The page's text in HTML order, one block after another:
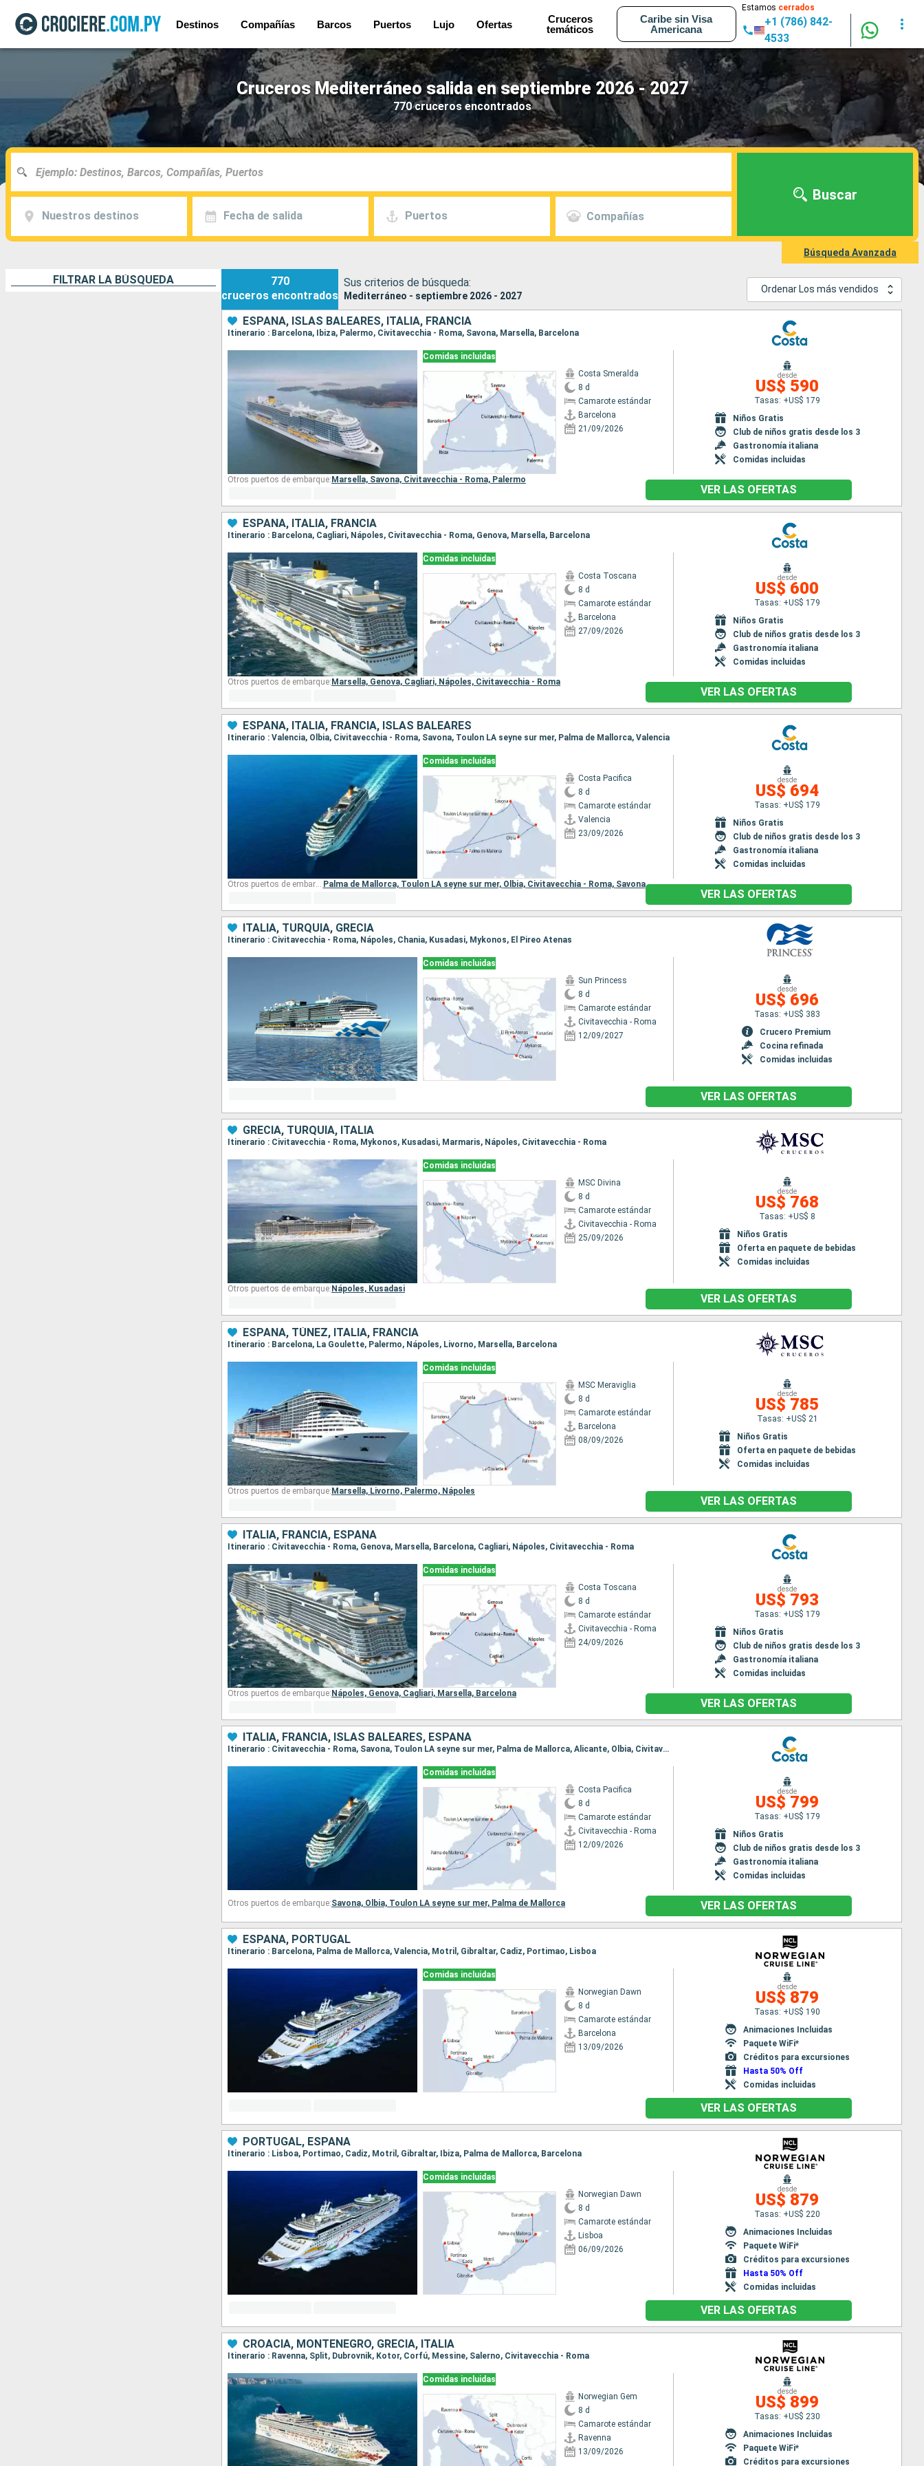
Destinos Compañías Barcos Puertos Lujo Ofertas
Cruceros
temáticos
Caribe sin Visa
Americana
Estamos cerrados
+1 (786) 842-
4533
Cruceros Mediterráneo salida en septiembre 2026 - 2027
770 cruceros encontrados
Nuestros destinos Fecha de salida Puertos Compañías
Buscar
Búsqueda Avanzada
FILTRAR LA BÚSQUEDA
770
cruceros encontrados
Sus criterios de búsqueda:
Mediterráneo - septiembre 2026 - 2027
Ordenar Los más vendidos
ESPAÑA, ISLAS BALEARES, ITALIA, FRANCIA
Itinerario : Barcelona, Ibiza, Palermo, Civitavecchia - Roma, Savona, Marsella, Barcelona
Comidas incluidas
Costa Smeralda
8 d
Camarote estándar
Barcelona
21/09/2026
desde
US$ 590
Tasas: +US$ 179
Niños Gratis
Club de niños gratis desde los 3
Gastronomía italiana
Comidas incluidas
Otros puertos de embarque: Marsella, Savona, Civitavecchia - Roma, Palermo
VER LAS OFERTAS
ESPAÑA, ITALIA, FRANCIA
Itinerario : Barcelona, Cagliari, Nápoles, Civitavecchia - Roma, Genova, Marsella, Barcelona
Comidas incluidas
Costa Toscana
8 d
Camarote estándar
Barcelona
27/09/2026
desde
US$ 600
Tasas: +US$ 179
Niños Gratis
Club de niños gratis desde los 3
Gastronomía italiana
Comidas incluidas
Otros puertos de embarque: Marsella, Genova, Cagliari, Nápoles, Civitavecchia - Roma
VER LAS OFERTAS
ESPAÑA, ITALIA, FRANCIA, ISLAS BALEARES
Itinerario : Valencia, Olbia, Civitavecchia - Roma, Savona, Toulon LA seyne sur mer, Palma de Mallorca, Valencia
Comidas incluidas
Costa Pacifica
8 d
Camarote estándar
Valencia
23/09/2026
desde
US$ 694
Tasas: +US$ 179
Niños Gratis
Club de niños gratis desde los 3
Gastronomía italiana
Comidas incluidas
Otros puertos de embarque: Palma de Mallorca, Toulon LA seyne sur mer, Olbia, Civitavecchia - Roma, Savona
VER LAS OFERTAS
ITALIA, TURQUÍA, GRECIA
Itinerario : Civitavecchia - Roma, Nápoles, Chania, Kusadasi, Mykonos, El Pireo Atenas
Comidas incluidas
Sun Princess
8 d
Camarote estándar
Civitavecchia - Roma
12/09/2027
desde
US$ 696
Tasas: +US$ 383
Crucero Premium
Cocina refinada
Comidas incluidas
VER LAS OFERTAS
GRECIA, TURQUÍA, ITALIA
Itinerario : Civitavecchia - Roma, Mykonos, Kusadasi, Marmaris, Nápoles, Civitavecchia - Roma
Comidas incluidas
MSC Divina
8 d
Camarote estándar
Civitavecchia - Roma
25/09/2026
desde
US$ 768
Tasas: +US$ 8
Niños Gratis
Oferta en paquete de bebidas
Comidas incluidas
Otros puertos de embarque: Nápoles, Kusadasi
VER LAS OFERTAS
ESPAÑA, TÚNEZ, ITALIA, FRANCIA
Itinerario : Barcelona, La Goulette, Palermo, Nápoles, Livorno, Marsella, Barcelona
Comidas incluidas
MSC Meraviglia
8 d
Camarote estándar
Barcelona
08/09/2026
desde
US$ 785
Tasas: +US$ 21
Niños Gratis
Oferta en paquete de bebidas
Comidas incluidas
Otros puertos de embarque: Marsella, Livorno, Palermo, Nápoles
VER LAS OFERTAS
ITALIA, FRANCIA, ESPAÑA
Itinerario : Civitavecchia - Roma, Genova, Marsella, Barcelona, Cagliari, Nápoles, Civitavecchia - Roma
Comidas incluidas
Costa Toscana
8 d
Camarote estándar
Civitavecchia - Roma
24/09/2026
desde
US$ 793
Tasas: +US$ 179
Niños Gratis
Club de niños gratis desde los 3
Gastronomía italiana
Comidas incluidas
Otros puertos de embarque: Nápoles, Genova, Cagliari, Marsella, Barcelona
VER LAS OFERTAS
ITALIA, FRANCIA, ISLAS BALEARES, ESPAÑA
Itinerario : Civitavecchia - Roma, Savona, Toulon LA seyne sur mer, Palma de Mallorca, Alicante, Olbia, Civitavecchia - Roma
Comidas incluidas
Costa Pacifica
8 d
Camarote estándar
Civitavecchia - Roma
12/09/2026
desde
US$ 799
Tasas: +US$ 179
Niños Gratis
Club de niños gratis desde los 3
Gastronomía italiana
Comidas incluidas
Otros puertos de embarque:Savona, Olbia, Toulon LA seyne sur mer, Palma de Mallorca VER LAS OFERTAS
ESPAÑA, PORTUGAL
Itinerario : Barcelona, Palma de Mallorca, Valencia, Motril, Gibraltar, Cadiz, Portimao, Lisboa
Comidas incluidas
Norwegian Dawn
8 d
Camarote estándar
Barcelona
13/09/2026
desde
US$ 879
Tasas: +US$ 190
Animaciones Incluidas
Paquete WiFi*
Créditos para excursiones
Hasta 50% Off
Comidas incluidas
VER LAS OFERTAS
PORTUGAL, ESPAÑA
Itinerario : Lisboa, Portimao, Cadiz, Motril, Gibraltar, Ibiza, Palma de Mallorca, Barcelona
Comidas incluidas
Norwegian Dawn
8 d
Camarote estándar
Lisboa
06/09/2026
desde
US$ 879
Tasas: +US$ 220
Animaciones Incluidas
Paquete WiFi*
Créditos para excursiones
Hasta 50% Off
Comidas incluidas
VER LAS OFERTAS
CROACIA, MONTENEGRO, GRECIA, ITALIA
Itinerario : Ravenna, Split, Dubrovnik, Kotor, Corfú, Messine, Salerno, Civitavecchia - Roma
Comidas incluidas
Norwegian Gem
8 d
Camarote estándar
Ravenna
13/09/2026
desde
US$ 899
Tasas: +US$ 230
Animaciones Incluidas
Paquete WiFi*
Créditos para excursiones